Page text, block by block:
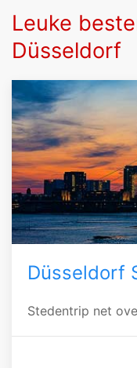
Leuke
Düsseldorf
Düsseldorf
Stedentrip net